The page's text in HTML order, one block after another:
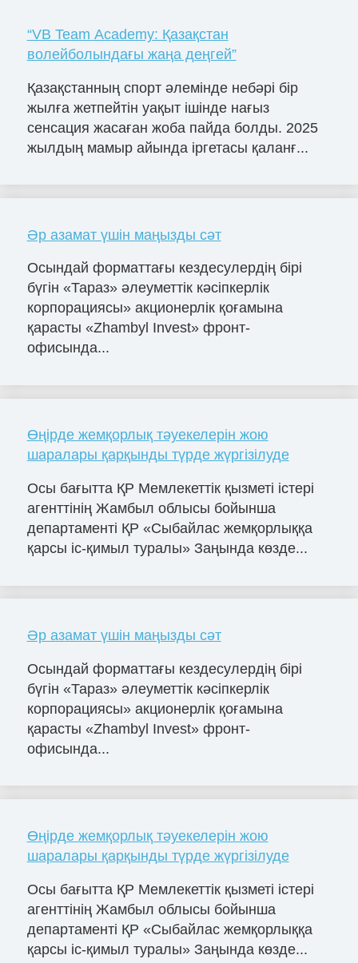
“VB Team Academy: Қазақстан
волейболындағы жаңа деңгей”
Қазақстанның спорт әлемінде небәрі бір
жылға жетпейтін уақыт ішінде нағыз
сенсация жасаған жоба пайда болды. 2025
жылдың мамыр айында іргетасы қаланғ...
Әр азамат үшін маңызды сәт
Осындай форматтағы кездесулердің бірі
бүгін «Тараз» әлеуметтік кәсіпкерлік
корпорациясы» акционерлік қоғамына
қарасты «Zhambyl Invest» фронт-
офисында...
Өңірде жемқорлық тәуекелерін жою
шаралары қарқынды түрде жүргізілуде
Осы бағытта ҚР Мемлекеттік қызметі істері
агенттінің Жамбыл облысы бойынша
департаменті ҚР «Сыбайлас жемқорлыққа
қарсы іс-қимыл туралы» Заңында көзде...
Әр азамат үшін маңызды сәт
Осындай форматтағы кездесулердің бірі
бүгін «Тараз» әлеуметтік кәсіпкерлік
корпорациясы» акционерлік қоғамына
қарасты «Zhambyl Invest» фронт-
офисында...
Өңірде жемқорлық тәуекелерін жою
шаралары қарқынды түрде жүргізілуде
Осы бағытта ҚР Мемлекеттік қызметі істері
агенттінің Жамбыл облысы бойынша
департаменті ҚР «Сыбайлас жемқорлыққа
қарсы іс-қимыл туралы» Заңында көзде...